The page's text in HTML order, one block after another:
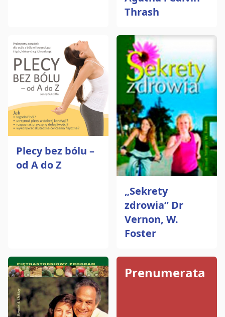
Thrash
Plecy bez bólu –
od A do Z
„Sekrety
zdrowia” Dr
Vernon, W.
Foster
Prenumerata